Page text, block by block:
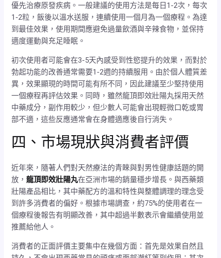
優先治療原發疾病。一般建議的使用方法是每日1-2次，每次
1-2粒，飯後以溫水送服，連續使用一個月為一個療程。為達
到最佳效果，使用期間應避免過量飲酒與辛辣食物，並保持
適度運動與充足睡眠。
初次使用者可能會在3-5天內感受到性慾提升的效果，而對於
勃起功能的改善通常需要1-2週的持續服用。由於個人體質差
異，效果顯現的時間可能有所不同，因此建議至少堅持使用
一個療程再評估效果。同時，雖然龍頂即效壯陽丸採用天然
中藥成分，副作用較少，但少數人可能會出現輕微口乾或胃
部不適，這些反應通常會在身體適應後自行消失。
四、市場現狀與消費者評價
近年來，隨著人們對天然療法的青睞與對男性健康話題的開
放，龍頂即效壯陽丸在亞洲市場的銷量穩步增長。與西藥類
壯陽產品相比，其中藥配方的溫和特性與整體調理的理念受
到許多消費者的偏好。根據市場調查，約75%的使用者在一
個療程後報告有明顯改善，其中超過半數表示會繼續使用並
推薦給他人。
消費者的正面評價主要集中在幾個方面：首先是效果自然且